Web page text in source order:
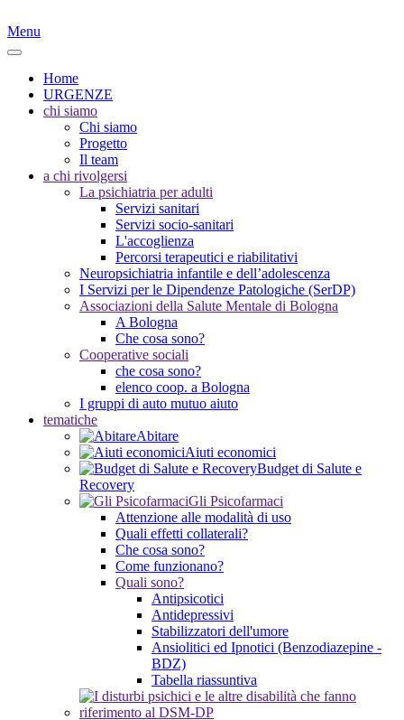
Menu
Home
URGENZE
chi siamo
Chi siamo
Progetto
Il team
a chi rivolgersi
La psichiatria per adulti
Servizi sanitari
Servizi socio-sanitari
L'accoglienza
Percorsi terapeutici e riabilitativi
Neuropsichiatria infantile e dell’adolescenza
I Servizi per le Dipendenze Patologiche (SerDP)
Associazioni della Salute Mentale di Bologna
A Bologna
Che cosa sono?
Cooperative sociali
che cosa sono?
elenco coop. a Bologna
I gruppi di auto mutuo aiuto
tematiche
Abitare
Aiuti economici
Budget di Salute e
Recovery
Gli Psicofarmaci
Attenzione alle modalità di uso
Quali effetti collaterali?
Che cosa sono?
Come funzionano?
Quali sono?
Antipsicotici
Antidepressivi
Stabilizzatori dell'umore
Ansiolitici ed Ipnotici (Benzodiazepine -
BDZ)
Tabella riassuntiva